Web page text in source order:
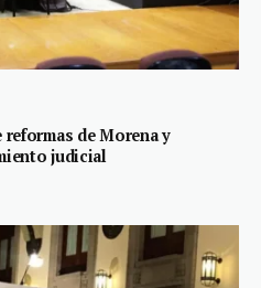
de Morena y
judicial